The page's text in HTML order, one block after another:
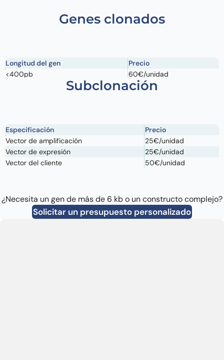
Genes clonados
Longitud del gen
Precio
<400pb
60€/unidad
0,14€/pb
Subclonación
Especificación
Precio
Vector de amplificación
25€/unidad
Vector de expresión
25€/unidad
Vector del cliente
50€/unidad
¿Necesita un gen de más de 6 kb o un constructo complejo?
Solicitar un presupuesto personalizado